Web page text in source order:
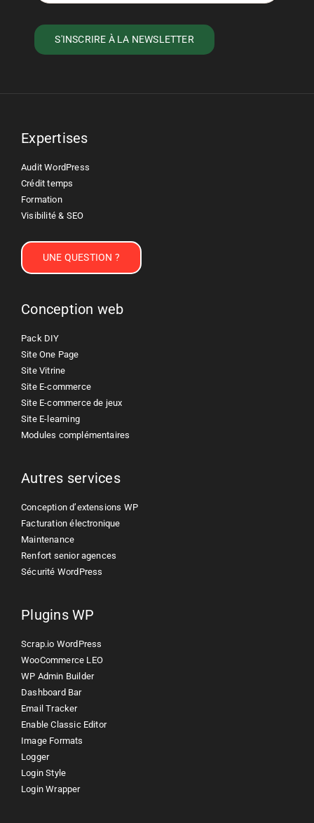
Expertises
Audit WordPress
Crédit temps
Formation
Visibilité & SEO
UNE QUESTION ?
Conception web
Pack DIY
Site One Page
Site Vitrine
Site E-commerce
Site E-commerce de jeux
Site E-learning
Modules complémentaires
Autres services
Conception d’extensions WP
Facturation électronique
Maintenance
Renfort senior agences
Sécurité WordPress
Plugins WP
Scrap.io WordPress
WooCommerce LEO
WP Admin Builder
Dashboard Bar
Email Tracker
Enable Classic Editor
Image Formats
Logger
Login Style
Login Wrapper